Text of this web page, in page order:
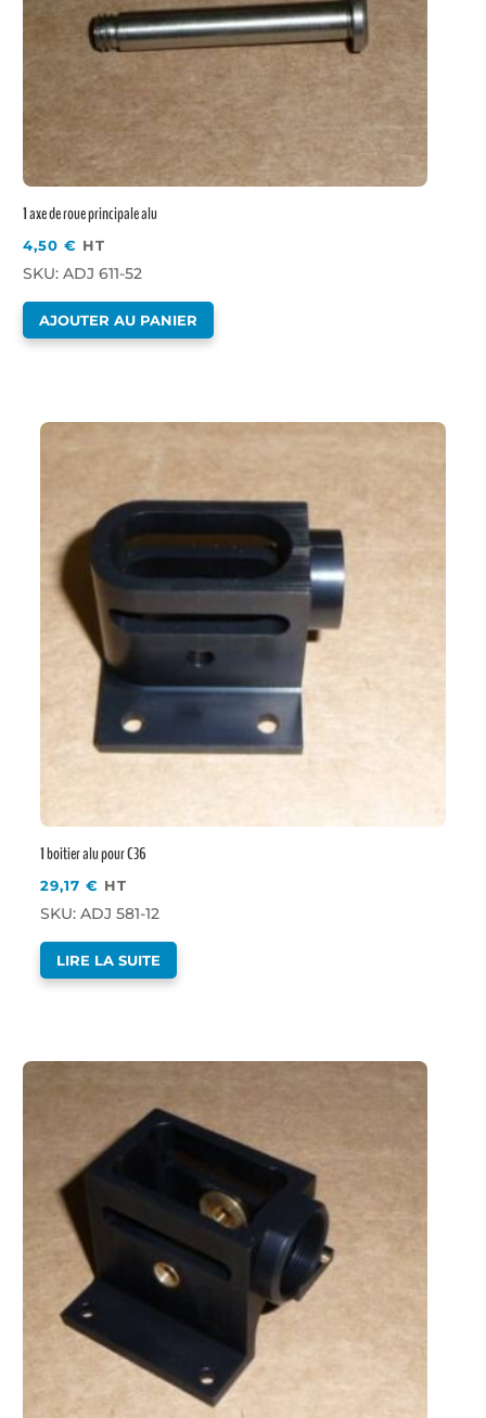
1 axe de roue principale alu
4,50€ HT
SKU: ADJ 611-52
AJOUTER AU PANIER
1 boitier alu pour C36
29,17€ HT
SKU: ADJ 581-12
LIRE LA SUITE